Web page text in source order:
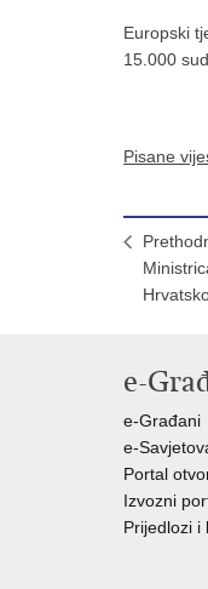
Europski
15.000
Pisane
e-
e-Građani
e-
Portal
Izvozni
Prijedlozi i